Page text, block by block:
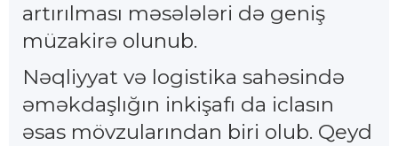
artırılması məsələləri də geniş
müzakirə olunub.
Nəqliyyat və logistika sahəsində
əməkdaşlığın inkişafı da iclasın
əsas mövzularından biri olub. Qeyd